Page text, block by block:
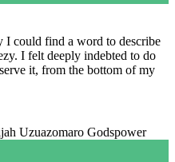
I could find a word to describe
I felt deeply indebted to do
it, from the bottom of my
Uzuazomaro Godspower